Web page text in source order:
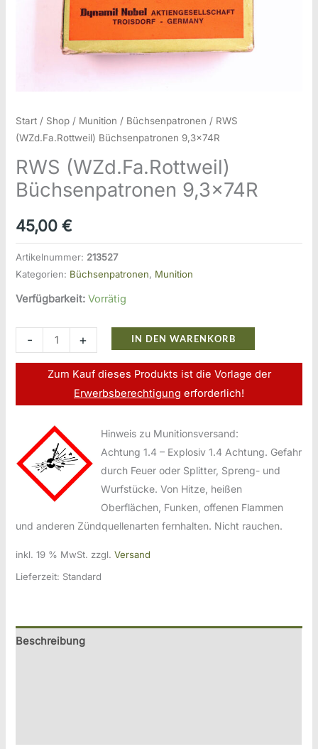
Start / Shop / Munition / Büchsenpatronen / RWS
(WZd.Fa.Rottweil) Büchsenpatronen 9,3x74R
RWS (WZd.Fa.Rottweil)
Büchsenpatronen 9,3x74R
45,00€
Artikelnummer: 213527
Kategorien: Büchsenpatronen, Munition
Verfügbarkeit: Vorrätig
-
(WZd.Fa.Rottweil)
Büchsenpatronen
+ IN DEN WARENKORB
Zum Kauf dieses Produkts ist die Vorlage der
Erwerbsberechtigung erforderlich!
Hinweis zu Munitionsversand:
Achtung 1.4 – Explosiv 1.4 Achtung. Gefahr
durch Feuer oder Splitter, Spreng- und
Wurfstücke. Von Hitze, heißen
Oberflächen, Funken, offenen Flammen
und anderen Zündquellenarten fernhalten. Nicht rauchen.
inkl. 19 % MwSt. zzgl.Versand
Lieferzeit: Standard
Beschreibung